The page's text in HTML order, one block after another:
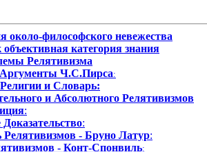
около-философского невежества
категория знания
Релятивизма
Ч.С.Пирса:
и Словарь:
и Абсолютного Релятивизмов
:
:
Релятивизмов - Бруно Латур:
- Конт-Спонвиль: